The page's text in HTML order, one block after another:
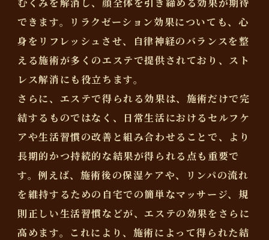
できます。リラクゼーション効果についても、心
身をリフレッシュさせ、自律神経のバランスを整
える施術が多くのエステで提供されており、スト
レス解消にも役立ちます。
さらに、エステで得られる効果は、施術だけで完
結するものではなく、日常生活におけるセルフケ
アや生活習慣の改善と組み合わせることで、より
長期的かつ持続的な結果が得られる点も重要で
す。例えば、施術後の保湿ケアや、リンパの流れ
を維持するための自宅での簡単なマッサージ、規
則正しい生活習慣などが、エステの効果をさらに
高めます。これにより、施術によって得られた結